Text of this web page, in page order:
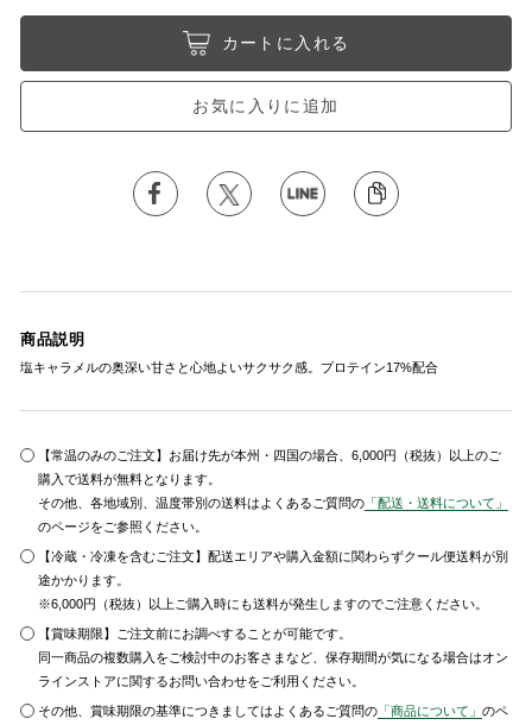
カートに入れる
お気に入りに追加
商品説明
塩キャラメルの奥深い甘さと心地よいサクサク感。プロテイン17%配合
【常温のみのご注文】お届け先が本州・四国の場合、6,000円（税抜）以上のご
購入で送料が無料となります。
その他、各地域別、温度帯別の送料はよくあるご質問の 「配送・送料について」
のページをご参照ください。
【冷蔵・冷凍を含むご注文】配送エリアや購入金額に関わらずクール便送料が別
途かかります。
※6,000円（税抜）以上ご購入時にも送料が発生しますのでご注意ください。
【賞味期限】ご注文前にお調べすることが可能です。
同一商品の複数購入をご検討中のお客さまなど、保存期間が気になる場合はオン
ラインストアに関するお問い合わせをご利用ください。
その他、賞味期限の基準につきましてはよくあるご質問の 「商品について」のペ